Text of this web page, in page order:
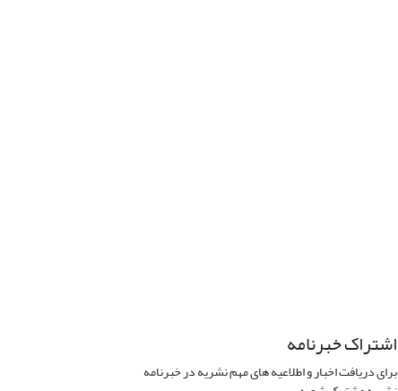
اشتراک خبرنامه
برای دریافت اخبار و اطلاعیه های مهم نشریه در خبرنامه